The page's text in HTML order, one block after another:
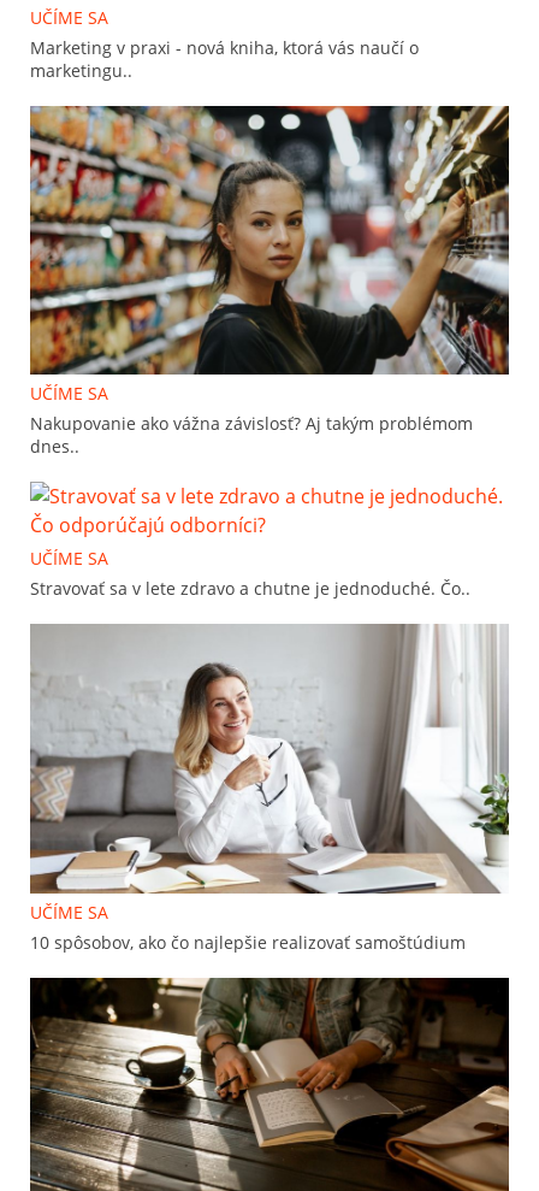
UČÍME SA
Marketing v praxi - nová kniha, ktorá vás naučí o
marketingu..
UČÍME SA
Nakupovanie ako vážna závislosť? Aj takým problémom
dnes..
UČÍME SA
Stravovať sa v lete zdravo a chutne je jednoduché. Čo..
UČÍME SA
10 spôsobov, ako čo najlepšie realizovať samoštúdium